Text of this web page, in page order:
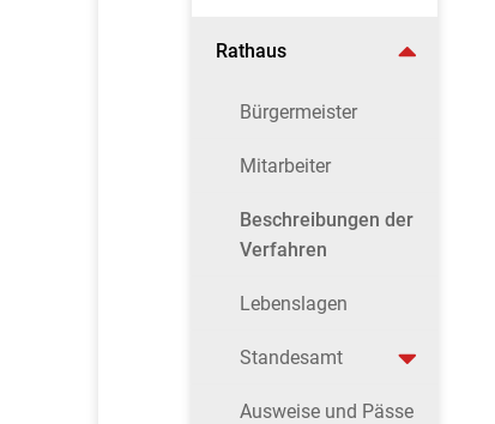
Rathaus
Bürgermeister
Mitarbeiter
Beschreibungen der
Verfahren
Lebenslagen
Standesamt
Ausweise und Pässe